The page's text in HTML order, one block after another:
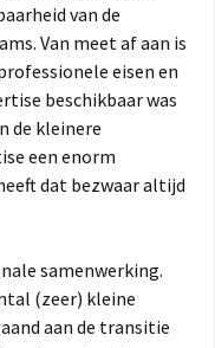
van de
Van meet af aan is
eisen en
beschikbaar was
de kleinere
een enorm
dat bezwaar altijd
samenwerking.
(zeer) kleine
aan de transitie